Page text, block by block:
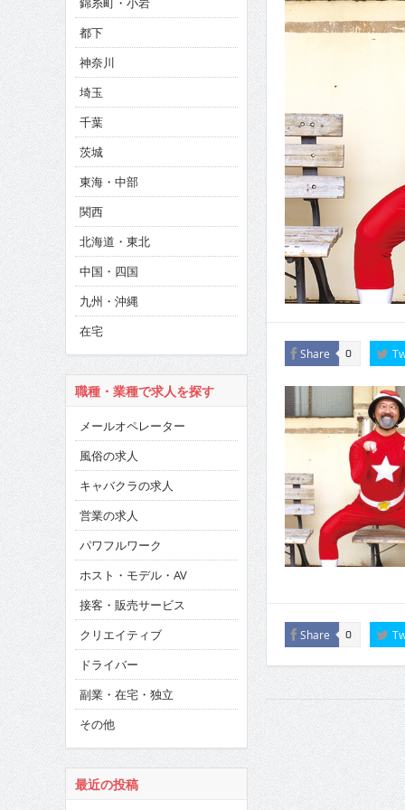
CINEMA×STYLE 286号
CINEMA×STYLE 285号
CINEMA×STYLE 294号
Share 0
Share 0
都下
神奈川
埼玉
千葉
茨城
東海・中部
関西
北海道・東北
中国・四国
九州・沖縄
在宅
職種・業種で求人を探す
メールオペレーター
風俗の求人
キャバクラの求人
営業の求人
パワフルワーク
ホスト・モデル・AV
接客・販売サービス
クリエイティブ
ドライバー
副業・在宅・独立
その他
最近の投稿